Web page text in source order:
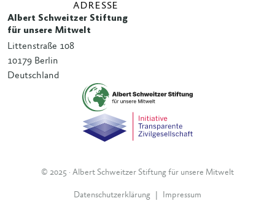
ADRESSE
Albert Schweitzer Stiftung
für unsere Mitwelt
Littenstraße 108
10179 Berlin
Deutschland
© 2025 · Albert Schweitzer Stiftung für unsere Mitwelt
Datenschutzerklärung Impressum